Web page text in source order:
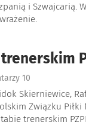
i Szwajcarią.
10
Skierniewice,
Związku Piłki
trenerskim